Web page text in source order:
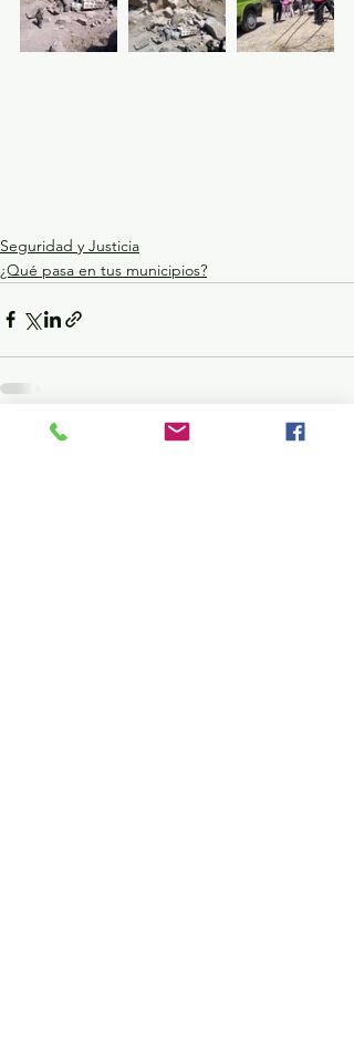
Seguridad y Justicia
¿Qué pasa en tus municipios?
Entradas recientes Ver todo